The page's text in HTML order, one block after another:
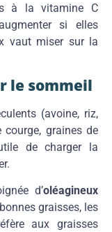
à la vitamine C
si elles
vaut miser sur la
le sommeil
(avoine, riz,
graines de
de charger la
d’oléagineux
graisses, les
aux graisses